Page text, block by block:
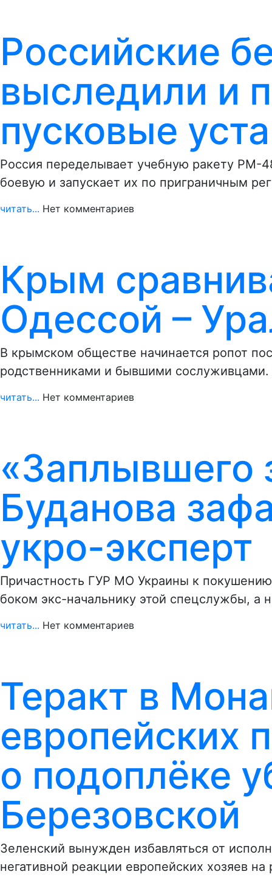
Российские
выследили и
пусковые
Россия переделывает учебную ракету РМ-
боевую и запускает их по приграничным
читать... Нет комментариев
Крым
Одессой –
В крымском обществе начинается ропот
родственниками и бывшими
читать... Нет комментариев
«Заплывшего
Буданова
укро-эксперт
Причастность ГУР МО Украины к
боком экс-начальнику этой спецслужбы, а
читать... Нет комментариев
Теракт в
европейских
о подоплёке
Березовской
Зеленский вынужден избавляться от
негативной реакции европейских хозяев